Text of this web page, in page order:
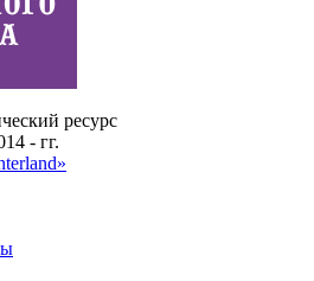
ресурс
- гг.